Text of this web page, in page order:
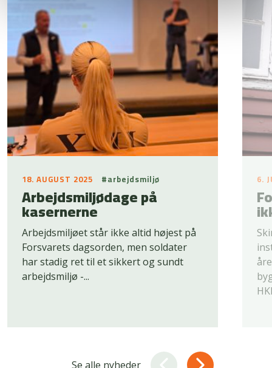
18. AUGUST 2025 #arbejdsmiljø
Arbejdsmiljødage på
kasernerne
Arbejdsmiljøet står ikke altid højest på
Forsvarets dagsorden, men soldater
har stadig ret til et sikkert og sundt
arbejdsmiljø -...
6.
Se alle nyheder